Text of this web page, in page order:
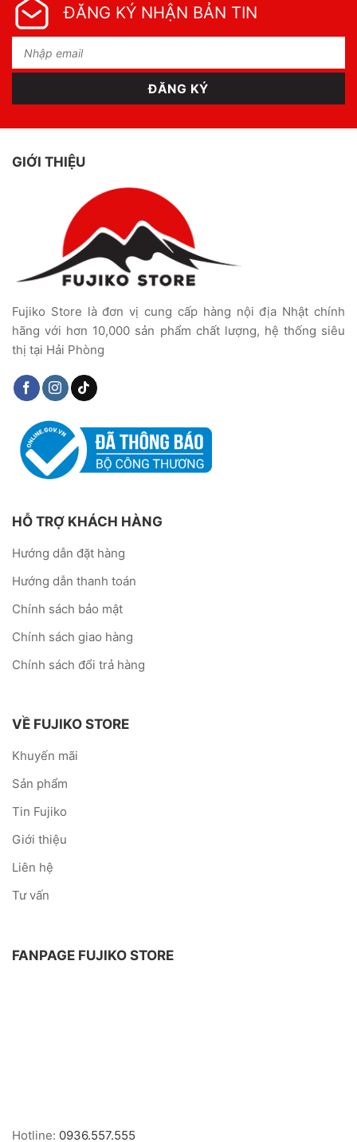
ĐĂNG KÝ NHẬN BẢN TIN
GIỚI THIỆU
Fujiko Store là đơn vị cung cấp hàng nội địa Nhật chính
hãng với hơn 10,000 sản phẩm chất lượng, hệ thống siêu
thị tại Hải Phòng
HỖ TRỢ KHÁCH HÀNG
Hướng dẫn đặt hàng
Hướng dẫn thanh toán
Chính sách bảo mật
Chính sách giao hàng
Chính sách đổi trả hàng
VỀ FUJIKO STORE
Khuyến mãi
Sản phẩm
Tin Fujiko
Giới thiệu
Liên hệ
Tư vấn
FANPAGE FUJIKO STORE
Hotline: 0936.557.555